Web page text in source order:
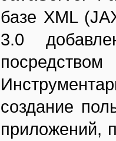
базе XML
3.0
создание
приложений,